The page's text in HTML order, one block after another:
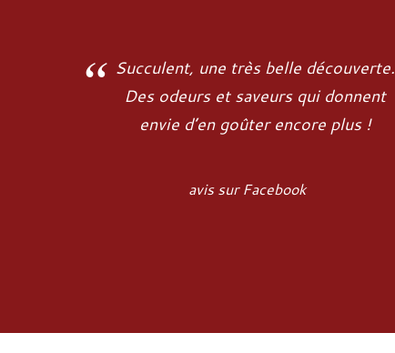
Succulent, une très belle découverte.
Des odeurs et saveurs qui donnent
envie d’en goûter encore plus !
avis sur Facebook